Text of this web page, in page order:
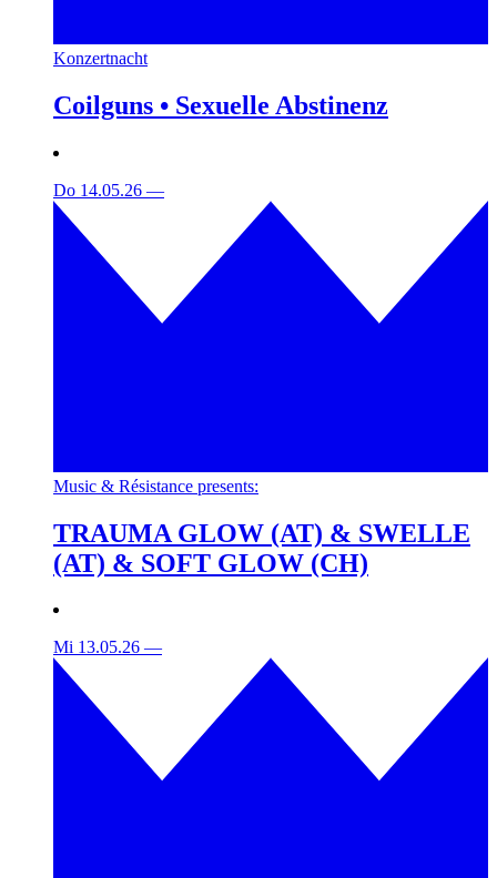
Konzertnacht
Coilguns • Sexuelle Abstinenz
Do 14.05.26 —
Music & Résistance presents:
TRAUMA GLOW (AT) & SWELLE
(AT) & SOFT GLOW (CH)
Mi 13.05.26 —